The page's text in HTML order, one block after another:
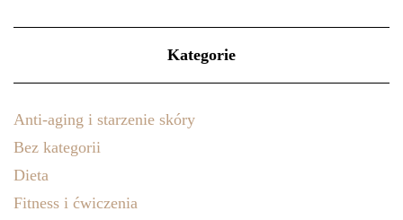
Kategorie
Anti-aging i starzenie skóry
Bez kategorii
Dieta
Fitness i ćwiczenia